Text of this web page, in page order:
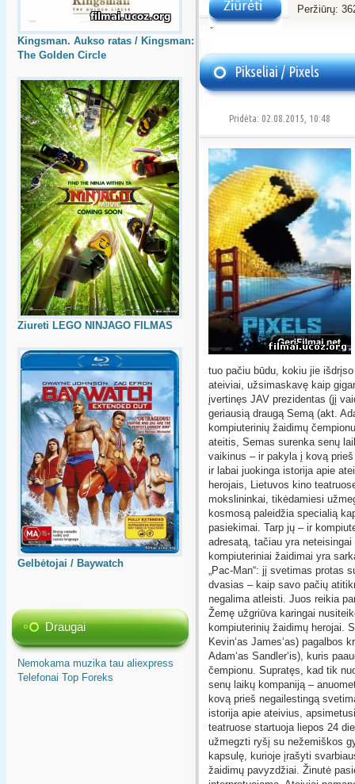
Kingsman. Aukso ratas / Kingsman:
The Golden Circle
Ziureti LEGO NINJAGO FILMAS
Gelbėtojai / Baywatch
Draugai
Nemokama muzika tau aliexpress
Telefonai Top Foreks
Peržiūrų:
Pikseliai / Pixels
Pridėta: 02.08.2015, 10:48
tuo pačiu būdu, kokiu jie
ateiviai, užsimaskavę kaip
įvertinęs JAV prezidentas (jį
geriausią draugą Semą (akt.
kompiuterinių žaidimų
ateitis, Semas surenka senų
vaikinus – ir pakyla į kovą
ir labai juokinga istorija apie
herojais, Lietuvos kino
mokslininkai, tikėdamiesi
kosmosą paleidžia specialią
pasiekimai. Tarp jų – ir
adresatą, tačiau yra
kompiuteriniai žaidimai yra
„Pac-Man“: jį svetimas protas
dvasias – kaip savo pačių
negalima atleisti. Juos reikia
Žemę užgriūva karingai
kompiuterinių žaidimų herojai.
Kevin‘as James‘as) pagalbos
Adam‘as Sandler‘is), kuris
čempionu. Supratęs, kad tik
senų laikų kompaniją –
kovą prieš negailestingą
istorija apie ateivius,
teatruose startuoja liepos 24
užmegzti ryšį su nežemiškos
kapsulę, kurioje įrašyti
žaidimų pavyzdžiai. Žinutė